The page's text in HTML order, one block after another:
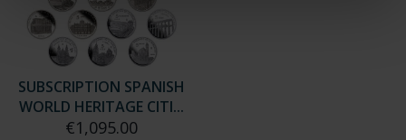
SUBSCRIPTION SPANISH
WORLD HERITAGE CITI...
€1,095.00